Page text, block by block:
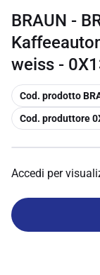
BRAUN -
weiss -
copia
Cod. prodotto
copia
Cod. produttore
Accedi per